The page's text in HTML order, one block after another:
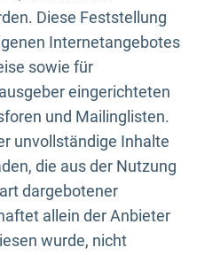
Diese Feststellung
Internetangebotes
sowie für
eingerichteten
und Mailinglisten.
unvollständige Inhalte
die aus der Nutzung
dargebotener
allein der Anbieter
wurde, nicht